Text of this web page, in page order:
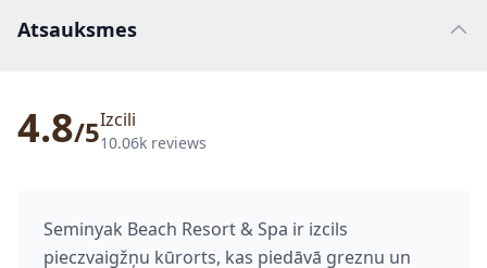
Atsauksmes
4.8/5Izcili
10.06k reviews
Seminyak Beach Resort & Spa ir izcils
pieczvaigžņu kūrorts, kas piedāvā greznu un